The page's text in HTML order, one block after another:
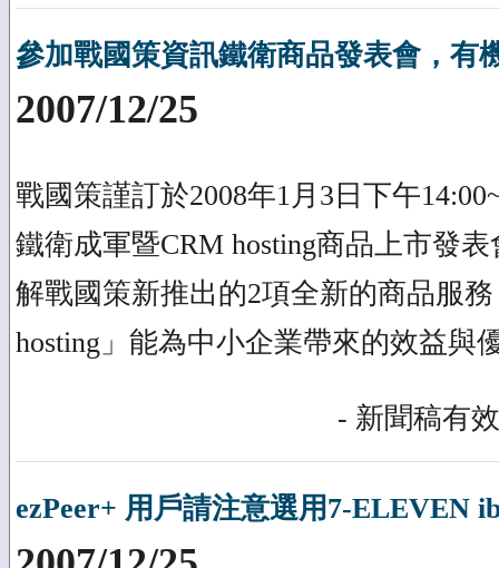
參加戰國策資訊鐵衛商品發表會，有
2007/12/25
戰國策謹訂於2008年1月3日下午
鐵衛成軍暨CRM hosting商品上市發
解戰國策新推出的2項全新的商品服
hosting」能為中小企業帶來的效益與
- 新聞稿有
ezPeer+ 用戶請注意選用7-ELEVEN